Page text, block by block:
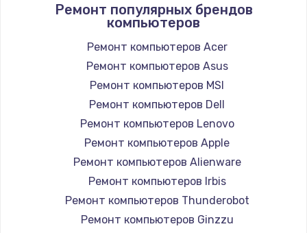
Ремонт популярных брендов
компьютеров
Ремонт компьютеров Acer
Ремонт компьютеров Asus
Ремонт компьютеров MSI
Ремонт компьютеров Dell
Ремонт компьютеров Lenovo
Ремонт компьютеров Apple
Ремонт компьютеров Alienware
Ремонт компьютеров Irbis
Ремонт компьютеров Thunderobot
Ремонт компьютеров Ginzzu